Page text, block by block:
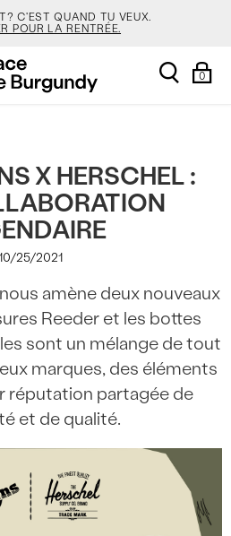
C'EST QUAND TU VEUX.
POUR LA RENTRÉE.
JANSPORT 🎒 VIENT AVEC UN
GRATUIT.MAGASINER.
C'EST QUAND TU VEUX.
POUR LA RENTRÉE.
JANSPORT 🎒 VIENT AVEC UN
GRATUIT.MAGASINER.
DE SALOMON SONT EN
search
0
X HERSCHEL :
25/2021
amène deux nouveaux
Reeder et les bottes
sont un mélange de tout
marques, des éléments
réputation partagée de
et de qualité.